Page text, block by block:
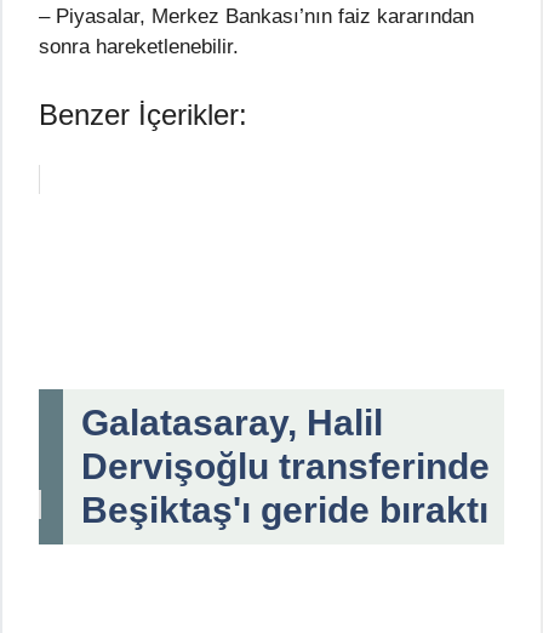
– Piyasalar, Merkez Bankası’nın faiz kararından
sonra hareketlenebilir.
Benzer İçerikler:
Galatasaray, Halil
Dervişoğlu transferinde
Beşiktaş'ı geride bıraktı